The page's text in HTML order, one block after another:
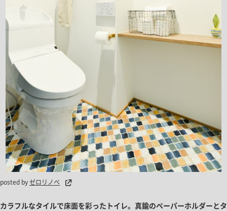
posted byゼロリノベ
カラフルなタイルで床面を彩ったトイレ。真鍮のペーパーホルダーとタ